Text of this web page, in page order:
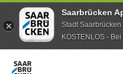
Saarbrücken
Stadt Saarbrücken
KOSTENLOS -